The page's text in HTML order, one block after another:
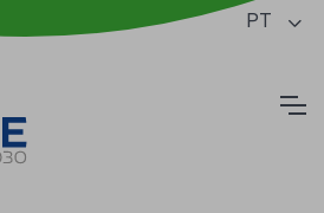
da página PT